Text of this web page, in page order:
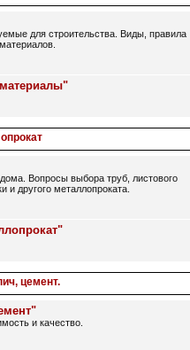
для строительства. Виды, правила
Вопросы выбора труб, листового
и другого металлопроката.
цемент.
и качество.